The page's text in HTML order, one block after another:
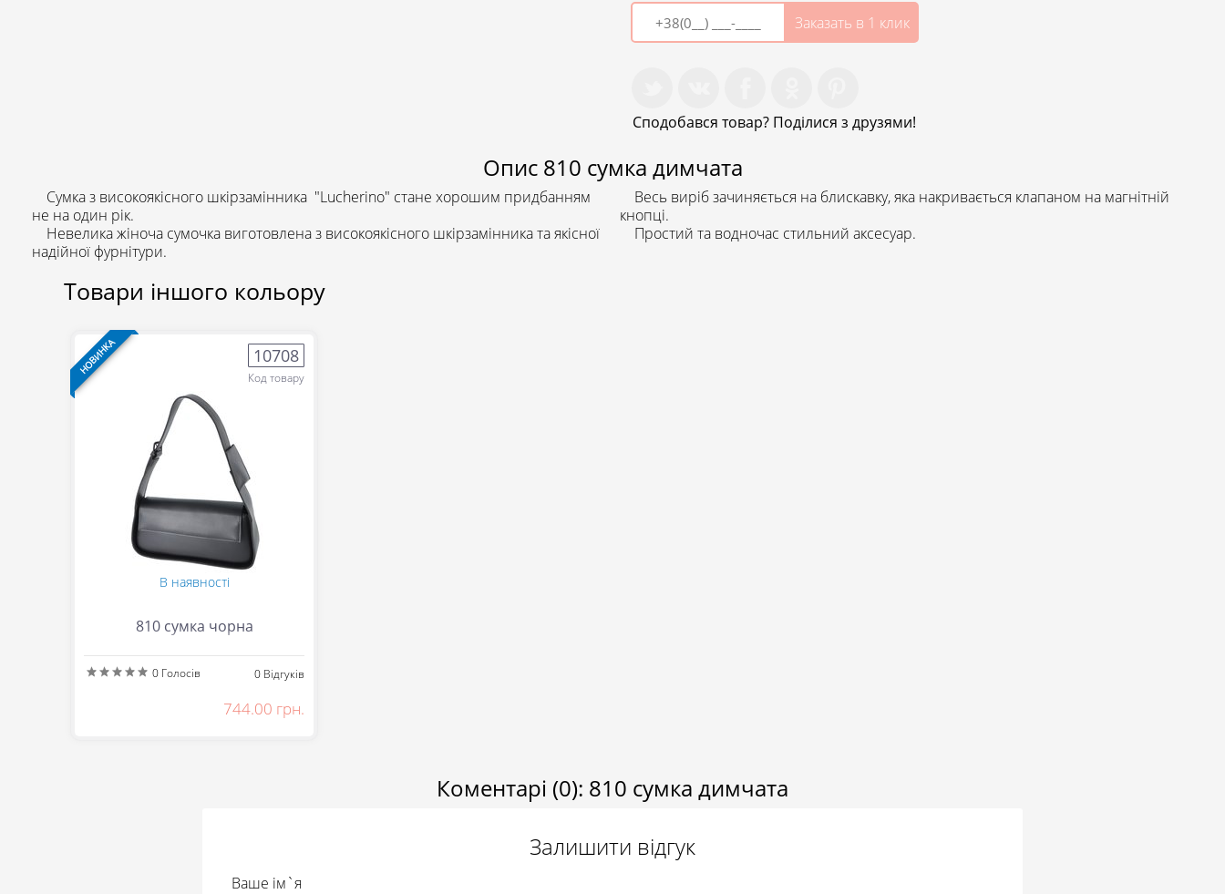
Відправити
Повідомити
Заказать в 1 клик
Сподобався товар? Поділися з друзями!
Опис 810 сумка димчата
Сумка з високоякісного шкірзамінника "Lucherino" стане хорошим придбанням
не на один рік.
Невелика жіноча сумочка виготовлена з високоякісного шкірзамінника та якісної
надійної фурнітури.
Весь виріб зачиняється на блискавку, яка накривається клапаном на магнітній
кнопці.
Простий та водночас стильний аксесуар.
Товари іншого кольору
НОВИНКА 10708
Код товару
В наявності
810 сумка чорна
0 Голосів 0 Відгуків
744.00 грн.
Коментарі (0): 810 сумка димчата
Залишити відгук
Ваше ім`я